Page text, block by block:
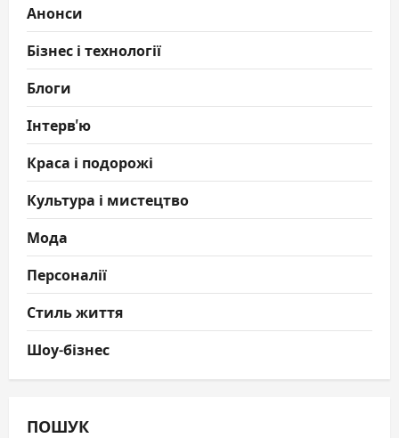
Анонси
Бізнес і технології
Блоги
Інтерв'ю
Краса і подорожі
Культура і мистецтво
Мода
Персоналії
Стиль життя
Шоу-бізнес
ПОШУК